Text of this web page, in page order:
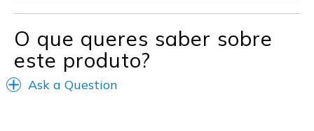
O que queres saber sobre
este produto?
Ask a Question